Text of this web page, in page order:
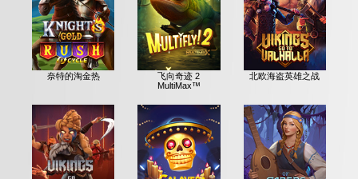
奈特的淘金热
飞向奇迹 2
MultiMax™
北欧海盗英雄之战